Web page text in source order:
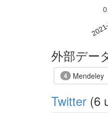
外部デー
4 Mendeley
Twitter (6